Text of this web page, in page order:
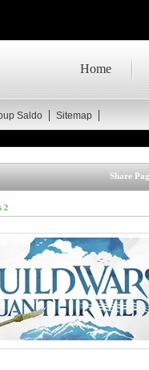
Home
Saldo Sitemap
Share
2